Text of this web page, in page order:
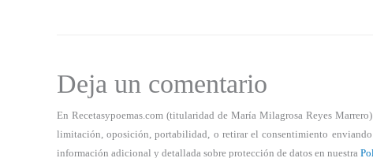
Deja un comentario
En Recetasypoemas.com (titularidad de María Milagrosa Reyes
limitación, oposición, portabilidad, o retirar el consentimiento
información adicional y detallada sobre protección de datos en nuestra